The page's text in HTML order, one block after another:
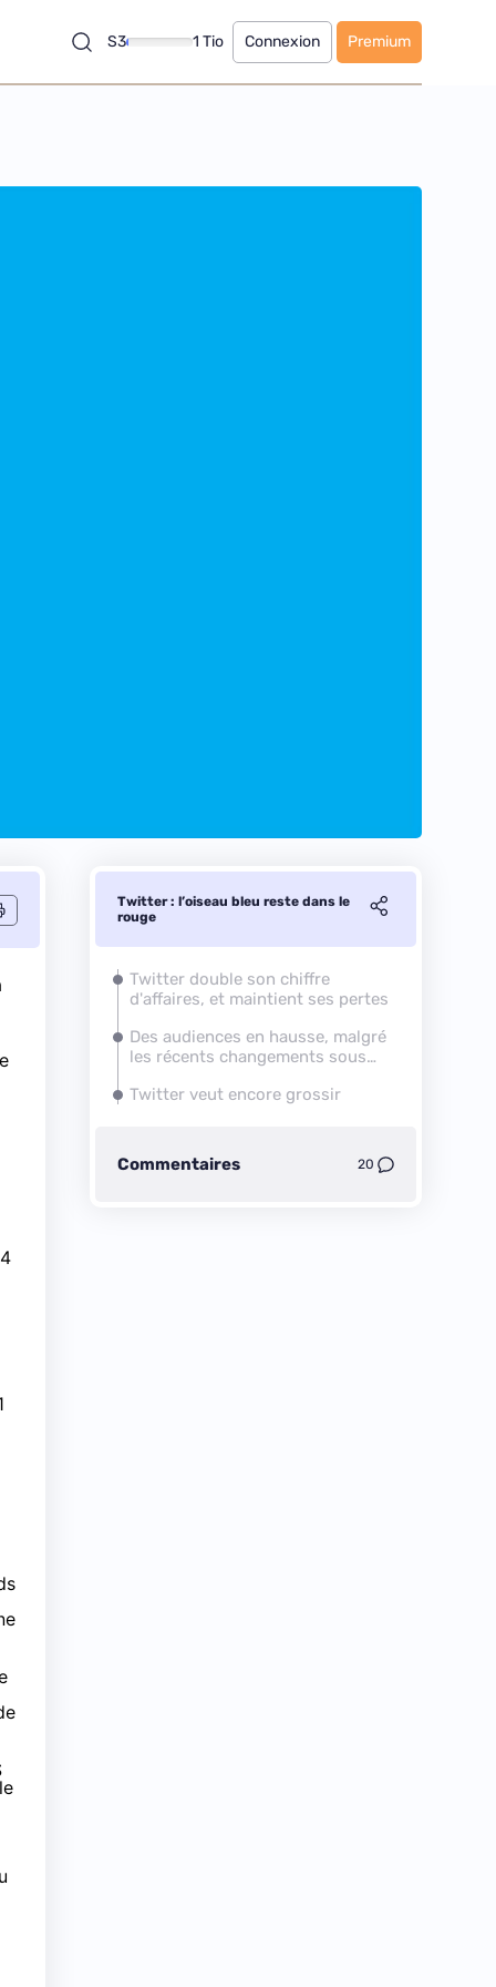
S3 1 Tio Connexion Premium
Twitter : l’oiseau bleu reste dans le
rouge
Twitter double son chiffre
d'affaires, et maintient ses pertes
Des audiences en hausse, malgré
les récents changements sous
Twitter veut encore grossir
Commentaires 20